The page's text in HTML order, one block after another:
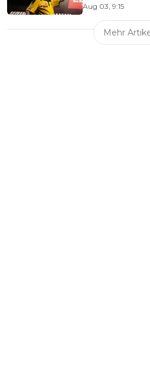
Aug 03, 9:15
Mehr